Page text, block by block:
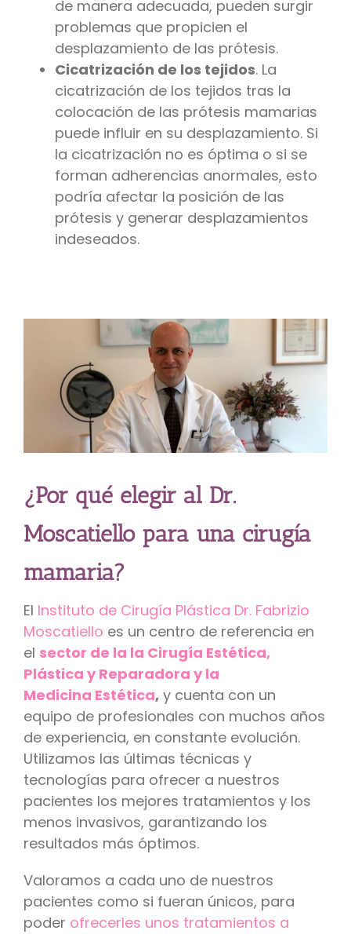
de manera adecuada, pueden surgir
problemas que propicien el
desplazamiento de las prótesis.
Cicatrización de los tejidos. La
cicatrización de los tejidos tras la
colocación de las prótesis mamarias
puede influir en su desplazamiento. Si
la cicatrización no es óptima o si se
forman adherencias anormales, esto
podría afectar la posición de las
prótesis y generar desplazamientos
indeseados.
¿Por qué elegir al Dr.
Moscatiello para una cirugía
mamaria?
El Instituto de Cirugía Plástica Dr. Fabrizio
Moscatiello es un centro de referencia en
el sector de la la Cirugía Estética,
Plástica y Reparadora y la
Medicina Estética,y cuenta con un
equipo de profesionales con muchos años
de experiencia, en constante evolución.
Utilizamos las últimas técnicas y
tecnologías para ofrecer a nuestros
pacientes los mejores tratamientos y los
menos invasivos, garantizando los
resultados más óptimos.
Valoramos a cada uno de nuestros
pacientes como si fueran únicos, para
poder ofrecerles unos tratamientos a